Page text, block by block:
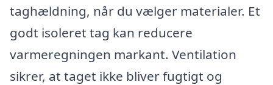
taghældning, når du vælger materialer. Et
godt isoleret tag kan reducere
varmeregningen markant. Ventilation
sikrer, at taget ikke bliver fugtigt og